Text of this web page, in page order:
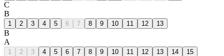
C
B
1 2 3 4 5 6 7 8 9 10 11 12 13
B
A
1 2 3 4 5 6 7 8 9 10 11 12 13 14 15